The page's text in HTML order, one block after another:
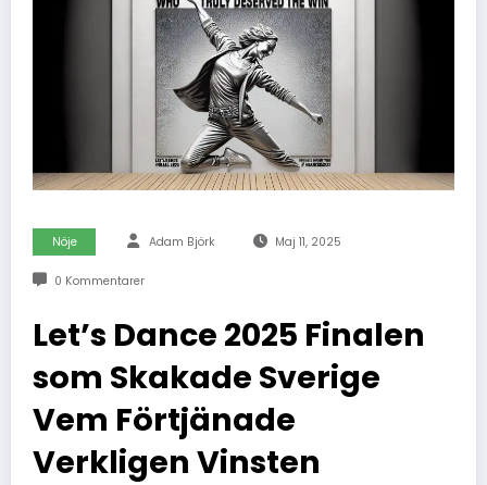
Nöje Adam Björk Maj 11, 2025
0 Kommentarer
Let’s Dance 2025 Finalen
som Skakade Sverige
Vem Förtjänade
Verkligen Vinsten